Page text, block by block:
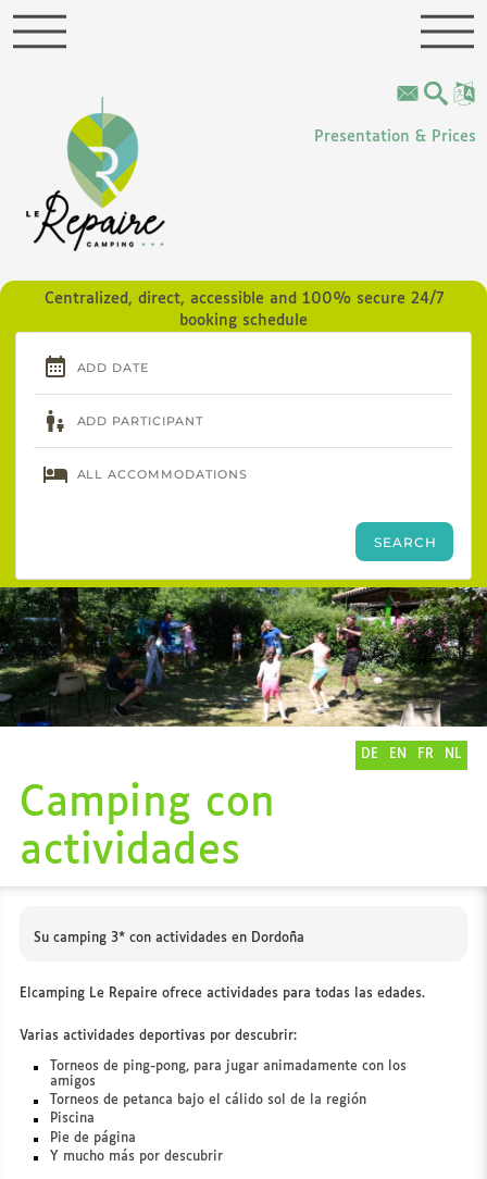
Presentation & Prices
Centralized, direct, accessible and 100% secure 24/7
booking schedule
DE EN FR NL
Camping con
actividades
Su camping 3* con actividades en Dordoña
Elcamping Le Repaire ofrece actividades para todas las edades.
Varias actividades deportivas por descubrir:
Torneos de ping-pong, para jugar animadamente con los
amigos
Torneos de petanca bajo el cálido sol de la región
Piscina
Pie de página
Y mucho más por descubrir